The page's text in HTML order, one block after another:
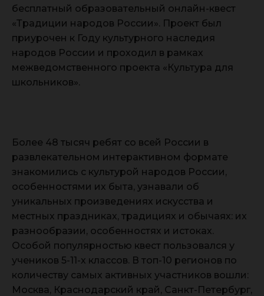
бесплатный образовательный онлайн-квест
«Традиции народов России». Проект был
приурочен к Году культурного наследия
народов России и проходил в рамках
межведомственного проекта «Культура для
школьников».
Более 48 тысяч ребят со всей России в
развлекательном интерактивном формате
знакомились с культурой народов России,
особенностями их быта, узнавали об
уникальных произведениях искусства и
местных праздниках, традициях и обычаях: их
разнообразии, особенностях и истоках.
Особой популярностью квест пользовался у
учеников 5-11-х классов. В топ-10 регионов по
количеству самых активных участников вошли:
Москва, Краснодарский край, Санкт-Петербург,